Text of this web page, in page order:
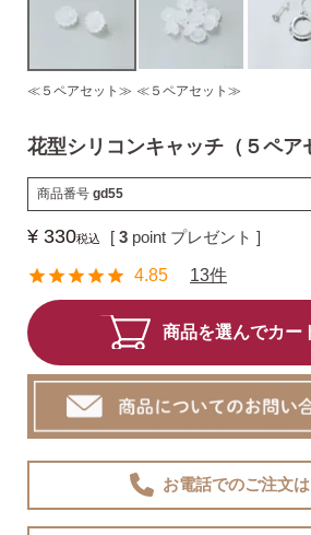
揺れるスタッドピアス
揺れるフックピアス
バックキャッチ
ピアスチャーム
≪５ペアセット≫ ≪５ペアセット≫
花型シリコンキャッチ（５ペア
商品番号 gd55
¥ 330税込 [ 3 point プレゼント ]
4.85 13件
商品を選んでカー
お電話でのご注文